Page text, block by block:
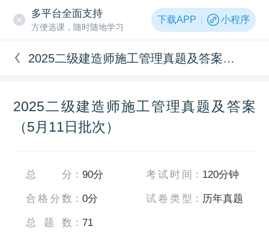
多平台全面支持
方便选课，随时随地学习
下载APP 小程序
2025二级建造师施工管理真题及答案（5月11日批次）
2025二级建造师施工管理真题及答案
（5月11日批次）
总分 ：90分
合格分数 ：0分
总题数 ：71
考试时间 ： 120分钟
试卷类型 ： 历年真题